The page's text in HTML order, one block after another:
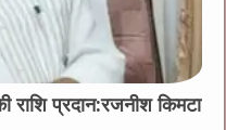
प्रदान:रजनीश किमटा